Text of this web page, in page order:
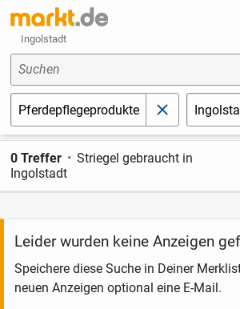
Ingolstadt
Suchen
Pferdepflegeprodukte schließen
0 Treffer
Striegel gebraucht in
Ingolstadt
Leider wurden keine Anzeigen
Speichere diese Suche in Deiner
neuen Anzeigen optional eine E-Mail.